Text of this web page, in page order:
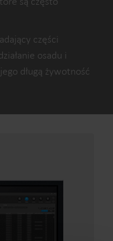
części
osadu i
długą żywotność